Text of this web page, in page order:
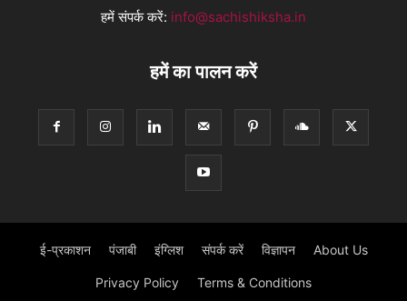
हमें संपर्क करें: info@sachishiksha.in
हमें का पालन करें
ई-प्रकाशन पंजाबी इंग्लिश संपर्क करें विज्ञापन About Us
Privacy Policy Terms & Conditions